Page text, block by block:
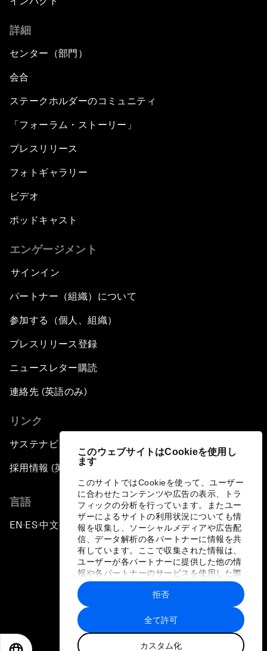
このウェブサイトはCookieを使用し
ます
このサイトではCookieを使って、ユーザー
に合わせたコンテンツや広告の表示、トラ
フィックの分析を行っています。またユー
ザーによるサイトの利用状況についても情
報を収集し、ソーシャルメディアや広告配
信、データ解析の各パートナーに情報を共
有しています。ここで収集された情報は、
ユーザーが各パートナーに提供した他の情
報や各パートナーのサービスを使用した際
に収集された情報と組み合わされ、各パー
トナーによって使用されることがありま
す。
全て許可
カスタム化
拒否
詳細
センター（部門）
会合
ステークホルダーのコミュニティ
「フォーラム・ストーリー」
プレスリリース
フォトギャラリー
ビデオ
ポッドキャスト
エンゲージメント
サインイン
パートナー（組織）について
参加する（個人、組織）
プレスリリース登録
ニュースレター購読
連絡先 (英語のみ)
リンク
サステナビリティへの取り組み
採用情報 (英語のみ)
言語
EN ▪ES▪中文▪ 日本語
プライバシーポリシーと利用規約
サイトマップ